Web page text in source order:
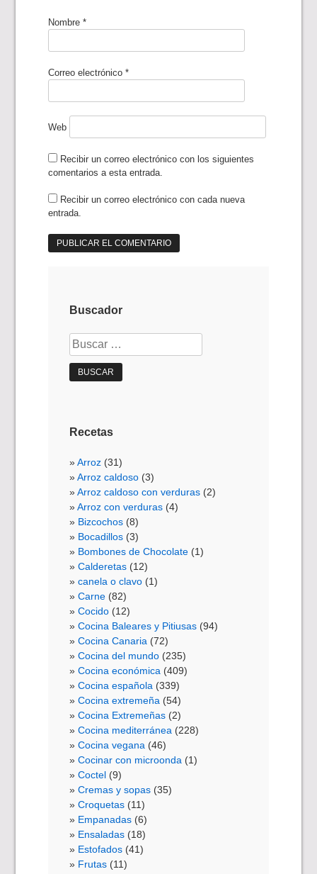
Nombre*
Correo electrónico*
Web
Recibir un correo electrónico con los siguientes
comentarios a esta entrada.
Recibir un correo electrónico con cada nueva
entrada.
Buscador
Buscar:
Recetas
Arroz (31)
Arroz caldoso (3)
Arroz caldoso con verduras (2)
Arroz con verduras (4)
Bizcochos (8)
Bocadillos (3)
Bombones de Chocolate (1)
Calderetas (12)
canela o clavo (1)
Carne (82)
Cocido (12)
Cocina Baleares y Pitiusas (94)
Cocina Canaria (72)
Cocina del mundo (235)
Cocina económica (409)
Cocina española (339)
Cocina extremeña (54)
Cocina Extremeñas (2)
Cocina mediterránea (228)
Cocina vegana (46)
Cocinar con microonda (1)
Coctel (9)
Cremas y sopas (35)
Croquetas (11)
Empanadas (6)
Ensaladas (18)
Estofados (41)
Frutas (11)